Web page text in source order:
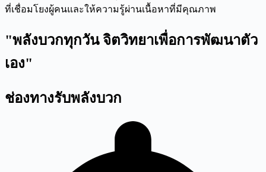
ที่เชื่อมโยงผู้คนและให้ความรู้ผ่านเนื้อหาที่มีคุณภาพ
"พลังบวกทุกวัน จิตวิทยาเพื่อการพัฒนาตัว
เอง"
ช่องทางรับพลังบวก